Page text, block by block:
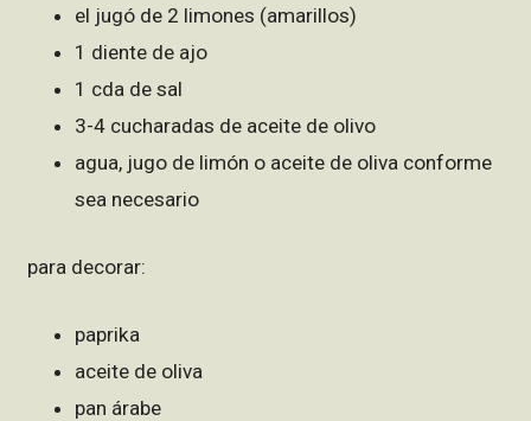
el jugó de 2 limones (amarillos)
1 diente de ajo
1 cda de sal
3-4 cucharadas de aceite de olivo
agua, jugo de limón o aceite de oliva conforme
sea necesario
para decorar:
paprika
aceite de oliva
pan árabe